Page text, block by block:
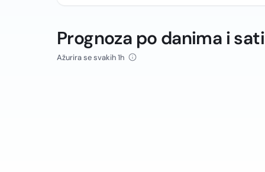
Prognoza po danima i
Ažurira se svakih 1h